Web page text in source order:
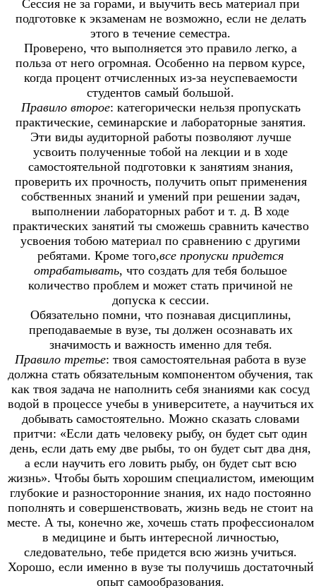
Сессия не за горами, и выучить весь материал при
подготовке к экзаменам не возможно, если не делать
этого в течение семестра.
Проверено, что выполняется это правило легко, а
польза от него огромная. Особенно на первом курсе,
когда процент отчисленных из-за неуспеваемости
студентов самый большой.
Правило второе: категорически нельзя пропускать
практические, семинарские и лабораторные занятия.
Эти виды аудиторной работы позволяют лучше
усвоить полученные тобой на лекции и в ходе
самостоятельной подготовки к занятиям знания,
проверить их прочность, получить опыт применения
собственных знаний и умений при решении задач,
выполнении лабораторных работ и т. д. В ходе
практических занятий ты сможешь сравнить качество
усвоения тобою материал по сравнению с другими
ребятами. Кроме того,все пропуски придется
отрабатывать, что создать для тебя большое
количество проблем и может стать причиной не
допуска к сессии.
Обязательно помни, что познавая дисциплины,
преподаваемые в вузе, ты должен осознавать их
значимость и важность именно для тебя.
Правило третье: твоя самостоятельная работа в вузе
должна стать обязательным компонентом обучения, так
как твоя задача не наполнить себя знаниями как сосуд
водой в процессе учебы в университете, а научиться их
добывать самостоятельно. Можно сказать словами
притчи: «Если дать человеку рыбу, он будет сыт один
день, если дать ему две рыбы, то он будет сыт два дня,
а если научить его ловить рыбу, он будет сыт всю
жизнь». Чтобы быть хорошим специалистом, имеющим
глубокие и разносторонние знания, их надо постоянно
пополнять и совершенствовать, жизнь ведь не стоит на
месте. А ты, конечно же, хочешь стать профессионалом
в медицине и быть интересной личностью,
следовательно, тебе придется всю жизнь учиться.
Хорошо, если именно в вузе ты получишь достаточный
опыт самообразования.